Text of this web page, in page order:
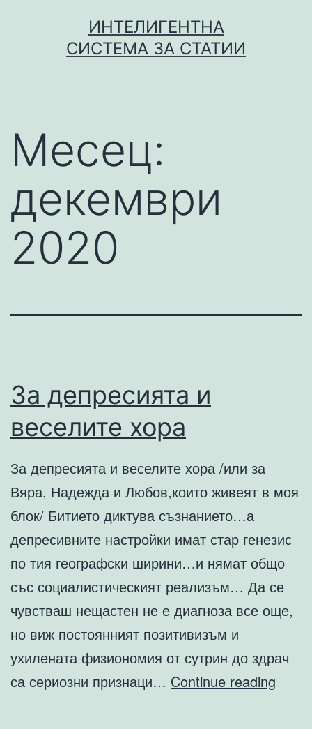
ИНТЕЛИГЕНТНА
СИСТЕМА ЗА СТАТИИ
Месец:
декември
2020
За депресията и
веселите хора
За депресията и веселите хора /или за
Вяра, Надежда и Любов,които живеят в моя
блок/ Битието диктува съзнанието…а
депресивните настройки имат стар генезис
по тия географски ширини…и нямат общо
със социалистическият реализъм… Да се
чувстваш нещастен не е диагноза все още,
но виж постоянният позитивизъм и
ухилената физиономия от сутрин до здрач
са сериозни признаци… Continue reading